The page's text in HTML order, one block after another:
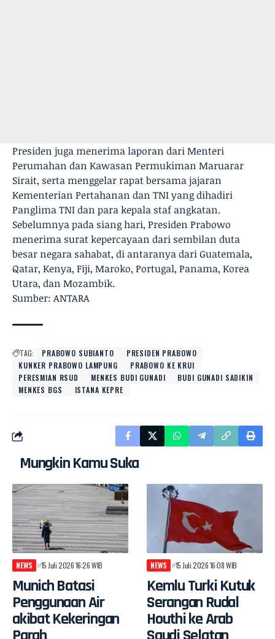
Presiden juga menerima laporan dari Menteri
Perumahan dan Kawasan Permukiman Maruarar
Sirait, serta menggelar rapat bersama jajaran
Kementerian Pertahanan dan TNI yang dihadiri
Panglima TNI dan para kepala staf angkatan.
Sebelumnya pada siang hari, Presiden Prabowo
menerima surat kepercayaan dari sembilan duta
besar negara sahabat, di antaranya dari Guatemala,
Qatar, Kenya, Fiji, Maroko, Portugal, Panama, Korea
Utara, dan Mozambik.
Sumber: ANTARA
TAG: PRABOWO SUBIANTO
PRESIDEN PRABOWO
KUNKER PRABOWO LAMPUNG
PRABOWO KE KRUI
PERESMIAN RSUD
MENKES BUDI GUNADI
BUDI GUNADI SADIKIN
MENKES BGS
ISTANA KEPRE
Mungkin Kamu Suka
NEWS 15 Juli 2026 16:26 WIB
Munich Batasi
Penggunaan Air
akibat Kekeringan
NEWS 15 Juli 2026 16:08 WIB
Kemlu Turki Kutuk
Serangan Rudal
Houthi ke Arab